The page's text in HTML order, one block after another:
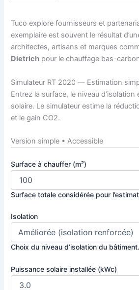
Tuco explore fournisseurs et
exemplaire est souvent le résultat
architectes, artisans et marques
Dietrich pour le chauffage bas-
Simulateur RT 2020 — Estimation
Entrez la surface, le niveau d’isolation
solaire. Le simulateur estime la
et le gain CO2.
Version simple • Accessible
Surface à chauffer (m²)
Surface totale considérée pour
Isolation
Choix du niveau d’isolation du bâtiment.
Puissance solaire installée (kWc)